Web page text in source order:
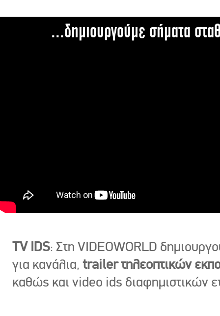
...δημιουργούμε σήματα
TV IDS: Στη VIDEOWORLD
για κανάλια, trailer τηλεοπτικών
καθώς και video ids διαφημιστικών